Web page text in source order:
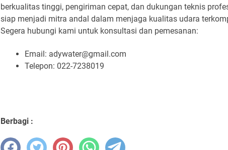
berkualitas tinggi, pengiriman cepat, dan dukungan teknis
siap menjadi mitra andal dalam menjaga kualitas udara
Segera hubungi kami untuk konsultasi dan pemesanan:
Email: adywater@gmail.com
Telepon: 022-7238019
Berbagi :